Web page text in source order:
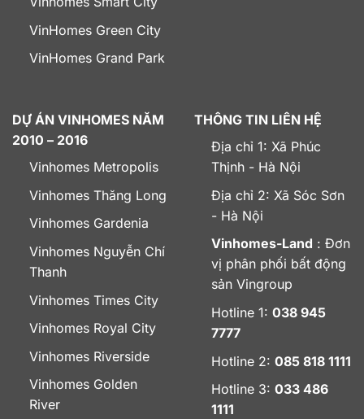
VinHomes Green City
VinHomes Grand Park
DỰ ÁN VINHOMES NĂM
2010 – 2016
Vinhomes Metropolis
Vinhomes Thăng Long
Vinhomes Gardenia
Vinhomes Nguyễn Chí
Thanh
Vinhomes Times City
Vinhomes Royal City
Vinhomes Riverside
Vinhomes Golden
River
THÔNG TIN LIÊN HỆ
Địa chỉ 1: Xã Phúc
Thịnh - Hà Nội
Địa chỉ 2: Xã Sóc Sơn
- Hà Nội
Vinhomes-Land : Đơn
vị phân phối bất động
sản Vingroup
Hotline 1: 038 945
7777
Hotline 2: 085 818 1111
Hotline 3: 033 486
1111